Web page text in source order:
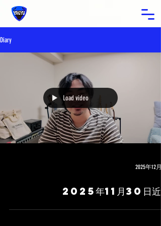
Diary
Load video
2025年12月
2025年11月30日近